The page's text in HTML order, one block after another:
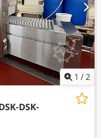
1 /2
DSK-